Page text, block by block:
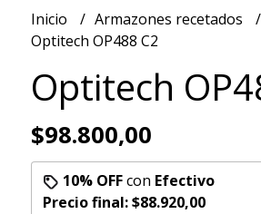
Inicio Armazones recetados
Optitech OP488 C2
Optitech
$98.800,00
10% OFFcon Efectivo
Precio final:$88.920,00